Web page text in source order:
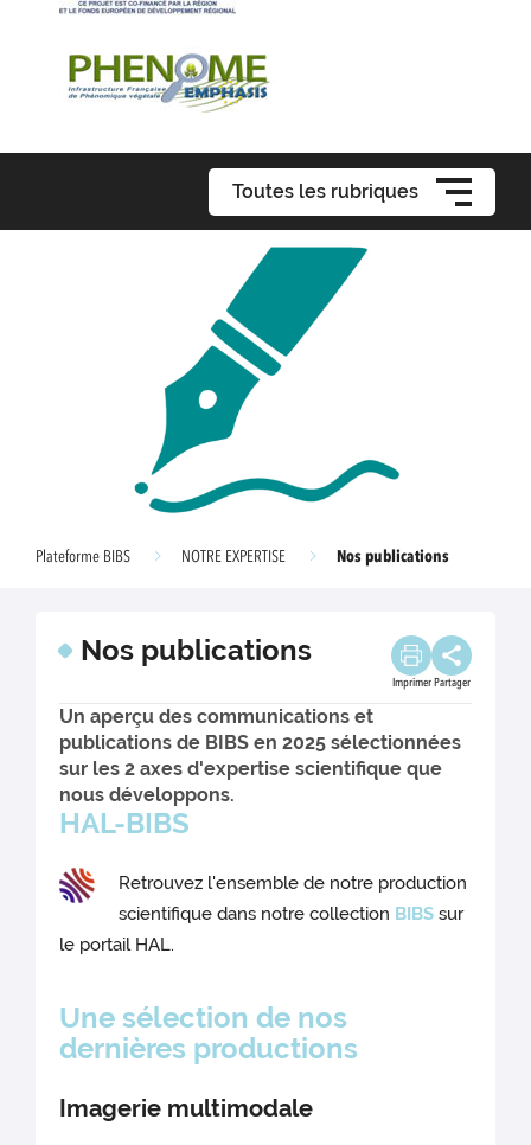
Toutes les rubriques
Plateforme BIBS NOTRE EXPERTISE Nos publications
Nos publications
Imprimer Partager
Un aperçu des communications et
publications de BIBS en 2025 sélectionnées
sur les 2 axes d'expertise scientifique que
nous développons.
HAL-BIBS
Retrouvez l'ensemble de notre production
scientifique dans notre collection BIBS sur
le portail HAL.
Une sélection de nos
dernières productions
Imagerie multimodale